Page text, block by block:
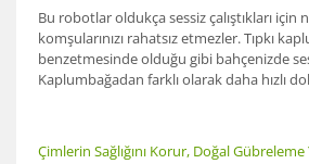
Bu robotlar oldukça sessiz çalıştıkları için
komşularınızı rahatsız etmezler. Tıpkı
benzetmesinde olduğu gibi bahçenizde
Kaplumbağadan farklı olarak daha hızlı
Çimlerin Sağlığını Korur, Doğal Gübreleme